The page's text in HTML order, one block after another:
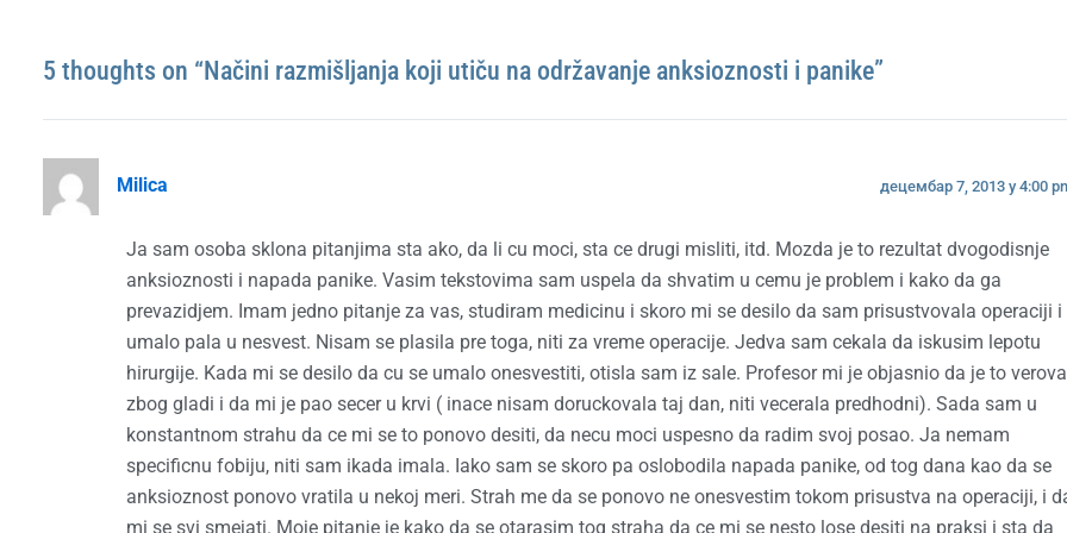
5 thoughts on “Načini razmišljanja koji utiču na održavanje anksioznosti i panike”
Milica децембар 7, 2013 у 4:00
Ja sam osoba sklona pitanjima sta ako, da li cu moci, sta ce drugi misliti, itd. Mozda je to rezultat dvogodisnje
anksioznosti i napada panike. Vasim tekstovima sam uspela da shvatim u cemu je problem i kako da ga
prevazidjem. Imam jedno pitanje za vas, studiram medicinu i skoro mi se desilo da sam prisustvovala operaciji i
umalo pala u nesvest. Nisam se plasila pre toga, niti za vreme operacije. Jedva sam cekala da iskusim lepotu
hirurgije. Kada mi se desilo da cu se umalo onesvestiti, otisla sam iz sale. Profesor mi je objasnio da je to
zbog gladi i da mi je pao secer u krvi ( inace nisam doruckovala taj dan, niti vecerala predhodni). Sada sam u
konstantnom strahu da ce mi se to ponovo desiti, da necu moci uspesno da radim svoj posao. Ja nemam
specificnu fobiju, niti sam ikada imala. Iako sam se skoro pa oslobodila napada panike, od tog dana kao da se
anksioznost ponovo vratila u nekoj meri. Strah me da se ponovo ne onesvestim tokom prisustva na operaciji, i
mi se svi smejati. Moje pitanje je kako da se otarasim tog straha da ce mi se nesto lose desiti na praksi i sta da